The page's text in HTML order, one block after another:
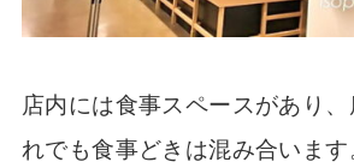
店内には食事スペースがあり
れでも食事どきは混み合いま